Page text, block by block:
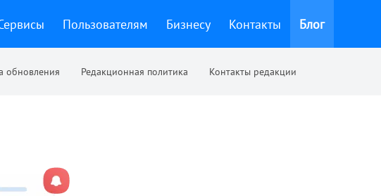
Пользователям Бизнесу Контакты Блог
обновления Редакционная политика Контакты редакции